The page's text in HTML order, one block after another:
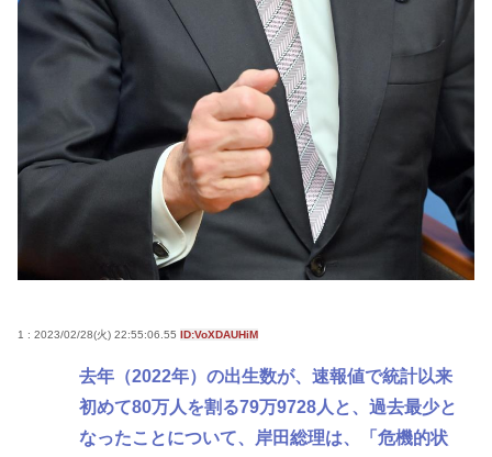
1 : 2023/02/28(火) 22:55:06.55 ID:VoXDAUHiM
去年（2022年）の出生数が、速報値で統計以来
初めて80万人を割る79万9728人と、過去最少と
なったことについて、岸田総理は、「危機的状